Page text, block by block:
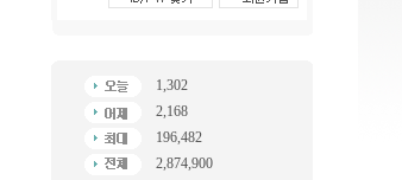
1,302
2,168
196,482
2,874,900